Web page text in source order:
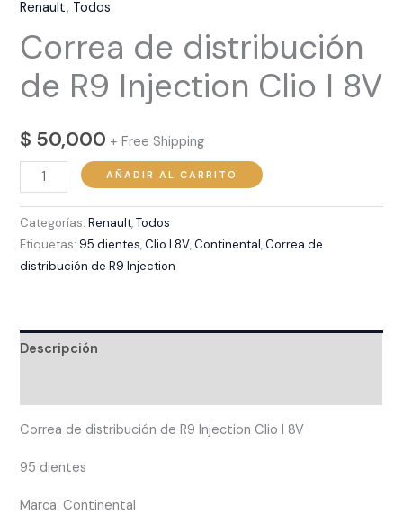
Renault, Todos
Correa de distribución
de R9 Injection Clio I 8V
$ 50,000 + Free Shipping
AÑADIR AL CARRITO
Categorías:Renault,Todos
Etiquetas: 95 dientes,Clio I 8V,Continental,Correa de
distribución de R9 Injection
Descripción
Correa de distribución de R9 Injection Clio I 8V
95 dientes
Marca: Continental